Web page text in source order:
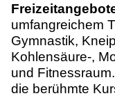
umfangreichem
Gymnastik,
Kohlensäure-,
und
die berühmte